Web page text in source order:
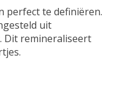
perfect te definiëren.
uit
Dit remineraliseert